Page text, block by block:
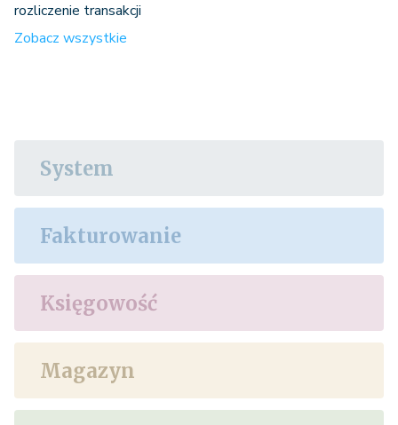
rozliczenie transakcji
Zobacz wszystkie
System
Fakturowanie
Księgowość
Magazyn